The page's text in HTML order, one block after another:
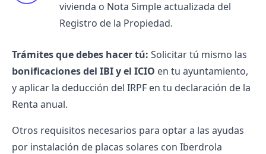
vivienda o Nota Simple actualizada del
Registro de la Propiedad.
Trámites que debes hacer tú: Solicitar tú mismo las
bonificaciones del IBI y el ICIO en tu ayuntamiento,
y aplicar la deducción del IRPF en tu declaración de la
Renta anual.
Otros requisitos necesarios para optar a las ayudas
por instalación de placas solares con Iberdrola